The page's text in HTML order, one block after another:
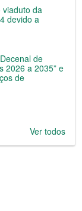
viaduto da
devido a
de
2026 a 2035” e
de
Ver todos